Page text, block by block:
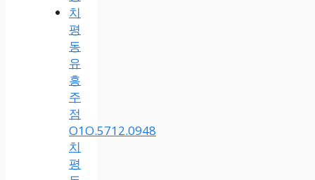
치
평
동
유
흥
주
점
O1O.5712.0948
치
평